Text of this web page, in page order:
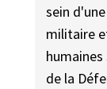
sein
militaire
de la